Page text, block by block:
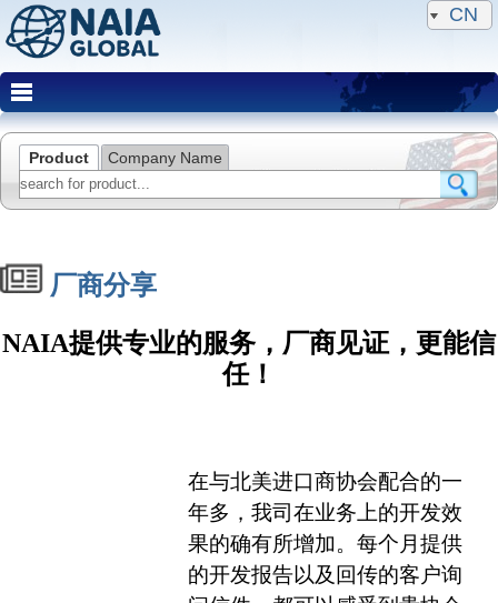
CN
Product Company Name
厂商分享
NAIA提供专业的服务，厂商见证，更能信
任！
在与北美进口商协会配合的一
年多，我司在业务上的开发效
果的确有所增加。每个月提供
的开发报告以及回传的客户询